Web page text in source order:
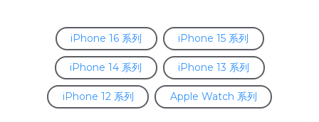
iPhone 16 系列 iPhone 15 系列
iPhone 14 系列 iPhone 13 系列
iPhone 12 系列 Apple Watch 系列